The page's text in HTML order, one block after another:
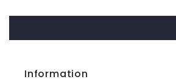
Information